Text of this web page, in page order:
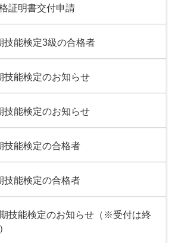
証明書交付申請
技能検定3級の合格者
技能検定のお知らせ
技能検定のお知らせ
技能検定の合格者
技能検定の合格者
技能検定のお知らせ（※受付は終